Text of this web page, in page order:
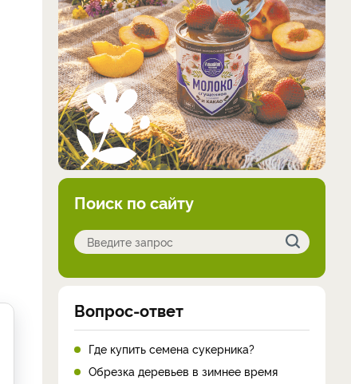
Поиск по сайту
Вопрос-ответ
Где купить семена сукерника?
Обрезка деревьев в зимнее время